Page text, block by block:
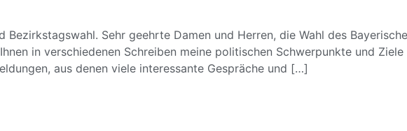
Sehr geehrte Damen und Herren, die Wahl des
in verschiedenen Schreiben meine politischen Schwerpunkte und
aus denen viele interessante Gespräche und […]